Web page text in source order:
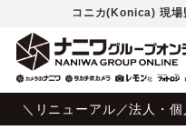
コニカ(Konica) 現場
＼リニューアル／法人・